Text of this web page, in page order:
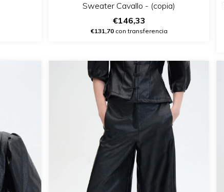
Sweater Cavallo - (copia)
€146,33
€131,70con transferencia